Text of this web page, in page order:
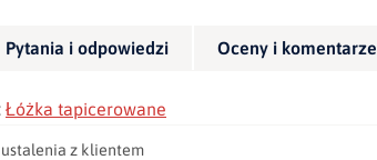
Pytania i odpowiedzi Oceny i komentarze
Łóżka tapicerowane
z klientem